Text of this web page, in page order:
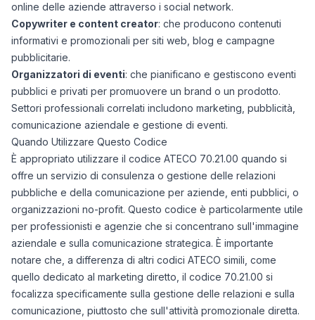
online delle aziende attraverso i social network.
Copywriter e content creator: che producono contenuti
informativi e promozionali per siti web, blog e campagne
pubblicitarie.
Organizzatori di eventi: che pianificano e gestiscono eventi
pubblici e privati per promuovere un brand o un prodotto.
Settori professionali correlati includono marketing, pubblicità,
comunicazione aziendale e gestione di eventi.
Quando Utilizzare Questo Codice
È appropriato utilizzare il codice ATECO 70.21.00 quando si
offre un servizio di consulenza o gestione delle relazioni
pubbliche e della comunicazione per aziende, enti pubblici, o
organizzazioni no-profit. Questo codice è particolarmente utile
per professionisti e agenzie che si concentrano sull'immagine
aziendale e sulla comunicazione strategica. È importante
notare che, a differenza di altri codici ATECO simili, come
quello dedicato al marketing diretto, il codice 70.21.00 si
focalizza specificamente sulla gestione delle relazioni e sulla
comunicazione, piuttosto che sull'attività promozionale diretta.